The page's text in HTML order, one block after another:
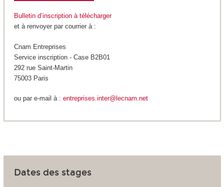
Bulletin d’inscription à télécharger
et à renvoyer par courrier à :
Cnam Entreprises
Service inscription - Case B2B01
292 rue Saint-Martin
75003 Paris
ou par e-mail à : entreprises.inter@lecnam.net
Dates des stages